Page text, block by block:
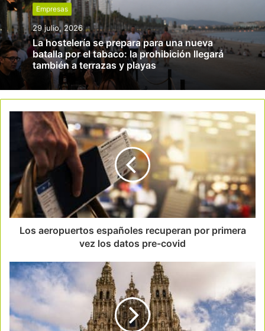
Empresas
29 julio, 2026
La hostelería se prepara para una nueva
batalla por el tabaco: la prohibición llegará
también a terrazas y playas
Los aeropuertos españoles recuperan por primera
vez los datos pre-covid